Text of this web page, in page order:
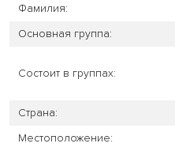
Фамилия:
Основная группа:
Состоит в группах:
Страна:
Местоположение: